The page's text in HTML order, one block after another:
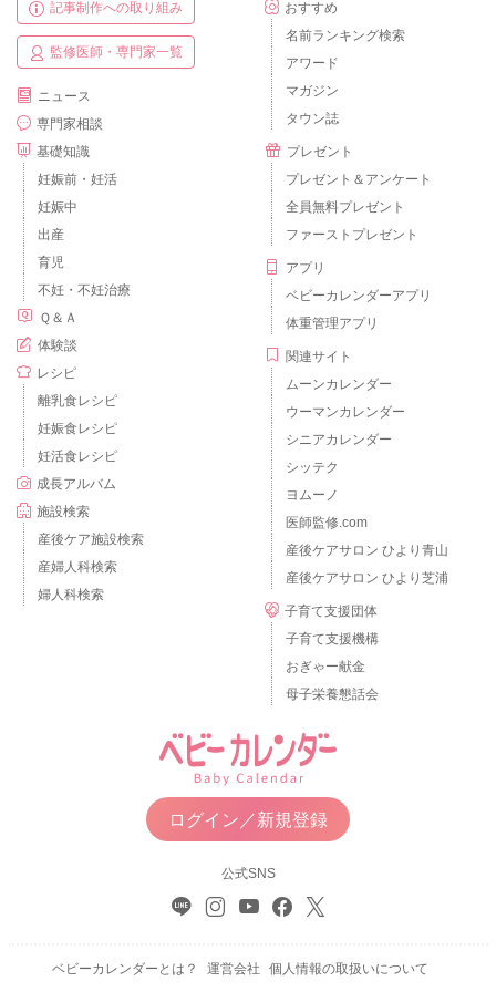
記事制作への取り組み
監修医師・専門家一覧
ニュース
専門家相談
基礎知識
妊娠前・妊活
妊娠中
出産
育児
不妊・不妊治療
Ｑ＆Ａ
体験談
レシピ
離乳食レシピ
妊娠食レシピ
妊活食レシピ
成長アルバム
施設検索
産後ケア施設検索
産婦人科検索
婦人科検索
おすすめ
名前ランキング検索
アワード
マガジン
タウン誌
プレゼント
プレゼント＆アンケート
全員無料プレゼント
ファーストプレゼント
アプリ
ベビーカレンダーアプリ
体重管理アプリ
関連サイト
ムーンカレンダー
ウーマンカレンダー
シニアカレンダー
シッテク
ヨムーノ
医師監修.com
産後ケアサロン ひより青山
産後ケアサロン ひより芝浦
子育て支援団体
子育て支援機構
おぎゃー献金
母子栄養懇話会
ログイン／新規登録
公式SNS
ベビーカレンダーとは？ 運営会社
個人情報の取扱いについて